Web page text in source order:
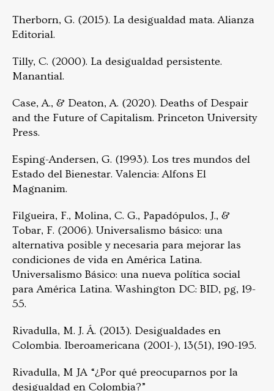
Therborn, G. (2015). La desigualdad mata. Alianza
Editorial.
Tilly, C. (2000). La desigualdad persistente.
Manantial.
Case, A., & Deaton, A. (2020). Deaths of Despair
and the Future of Capitalism. Princeton University
Press.
Esping-Andersen, G. (1993). Los tres mundos del
Estado del Bienestar. Valencia: Alfons El
Magnanim.
Filgueira, F., Molina, C. G., Papadópulos, J., &
Tobar, F. (2006). Universalismo básico: una
alternativa posible y necesaria para mejorar las
condiciones de vida en América Latina.
Universalismo Básico: una nueva política social
para América Latina. Washington DC: BID, pg, 19-
55.
Rivadulla, M. J. Á. (2013). Desigualdades en
Colombia. Iberoamericana (2001-), 13(51), 190-195.
Rivadulla, M JA “¿Por qué preocuparnos por la
desigualdad en Colombia?”